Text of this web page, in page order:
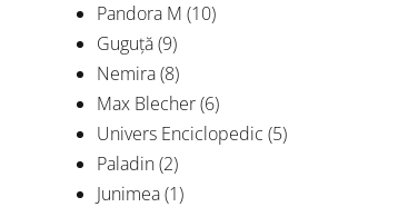
Pandora M (10)
Guguță(9)
Nemira(8)
Max Blecher(6)
Univers Enciclopedic (5)
Paladin(2)
Junimea(1)